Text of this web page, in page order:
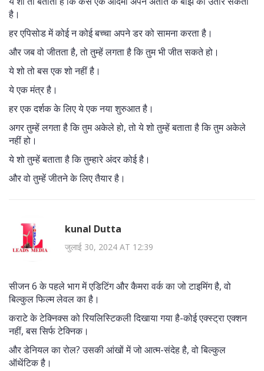
है।
हर एपिसोड में कोई न कोई बच्चा अपने डर को सामना करता है।
और जब वो जीतता है, तो तुम्हें लगता है कि तुम भी जीत सकते हो।
ये शो तो बस एक शो नहीं है।
ये एक मंत्र है।
हर एक दर्शक के लिए ये एक नया शुरुआत है।
अगर तुम्हें लगता है कि तुम अकेले हो, तो ये शो तुम्हें बताता है कि तुम अकेले
नहीं हो।
ये शो तुम्हें बताता है कि तुम्हारे अंदर कोई है।
और वो तुम्हें जीतने के लिए तैयार है।
kunal Dutta
जुलाई 30, 2024 AT 12:39
सीजन 6 के पहले भाग में एडिटिंग और कैमरा वर्क का जो टाइमिंग है, वो
बिल्कुल फिल्म लेवल का है।
कराटे के टेक्निक्स को रियलिस्टिकली दिखाया गया है-कोई एक्स्ट्रा एक्शन
नहीं, बस सिर्फ टेक्निक।
और डेनियल का रोल? उसकी आंखों में जो आत्म-संदेह है, वो बिल्कुल
ऑथेंटिक है।